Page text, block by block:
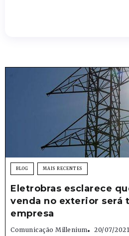
BLOG MAIS RECENTES
Eletrobras esclarece
venda no exterior será
empresa
Comunicação Millenium
20/07/2021